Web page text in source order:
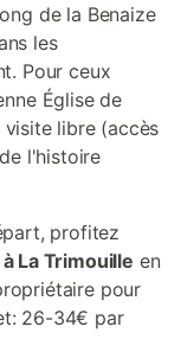
de la Benaize
les
Pour ceux
Église de
libre (accès
l'histoire
profitez
La Trimouille en
pour
26-34€ par